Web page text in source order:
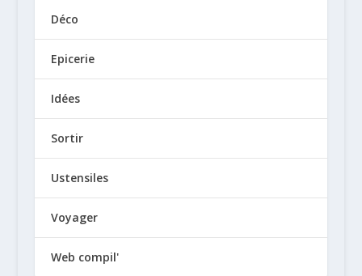
Déco
Epicerie
Idées
Sortir
Ustensiles
Voyager
Web compil'